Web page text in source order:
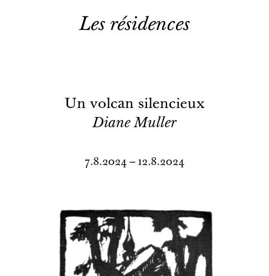
Les résidences
Un volcan silencieux
Diane Muller
7.8.2024 – 12.8.2024